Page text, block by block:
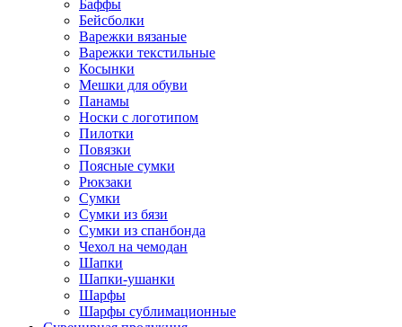
Баффы
Бейсболки
Варежки вязаные
Варежки текстильные
Косынки
Мешки для обуви
Панамы
Носки с логотипом
Пилотки
Повязки
Поясные сумки
Рюкзаки
Сумки
Сумки из бязи
Сумки из спанбонда
Чехол на чемодан
Шапки
Шапки-ушанки
Шарфы
Шарфы сублимационные